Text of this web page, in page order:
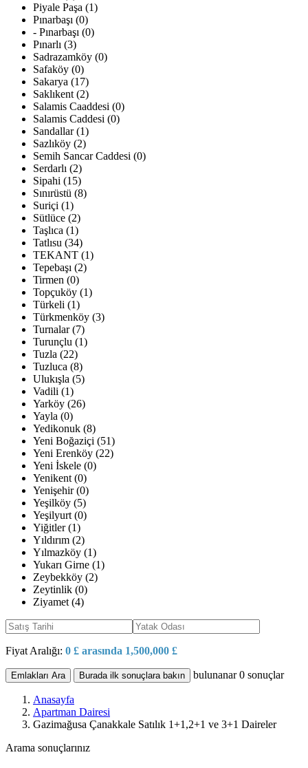
Piyale Paşa (1)
Pınarbaşı (0)
- Pınarbaşı (0)
Pınarlı (3)
Sadrazamköy (0)
Safaköy (0)
Sakarya (17)
Saklıkent (2)
Salamis Caaddesi (0)
Salamis Caddesi (0)
Sandallar (1)
Sazlıköy (2)
Semih Sancar Caddesi (0)
Serdarlı (2)
Sipahi (15)
Sınırüstü (8)
Suriçi (1)
Sütlüce (2)
Taşlıca (1)
Tatlısu (34)
TEKANT (1)
Tepebaşı (2)
Tirmen (0)
Topçuköy (1)
Türkeli (1)
Türkmenköy (3)
Turnalar (7)
Turunçlu (1)
Tuzla (22)
Tuzluca (8)
Ulukışla (5)
Vadili (1)
Yarköy (26)
Yayla (0)
Yedikonuk (8)
Yeni Boğaziçi (51)
Yeni Erenköy (22)
Yeni İskele (0)
Yenikent (0)
Yenişehir (0)
Yeşilköy (5)
Yeşilyurt (0)
Yiğitler (1)
Yıldırım (2)
Yılmazköy (1)
Yukarı Girne (1)
Zeybekköy (2)
Zeytinlik (0)
Ziyamet (4)
Fiyat Aralığı: 0 £ arasında 1,500,000 £
Emlakları Ara Burada ilk sonuçlara bakın bulunanar0 sonuçlar
Anasayfa
Apartman Dairesi
Gazimağusa Çanakkale Satılık 1+1,2+1 ve 3+1 Daireler
Arama sonuçlarınız